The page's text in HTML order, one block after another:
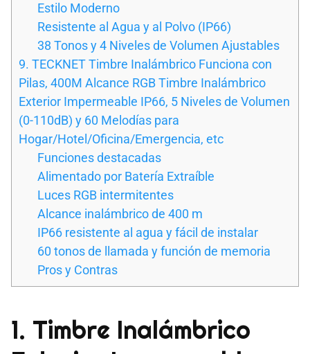
Estilo Moderno
Resistente al Agua y al Polvo (IP66)
38 Tonos y 4 Niveles de Volumen Ajustables
9. TECKNET Timbre Inalámbrico Funciona con
Pilas, 400M Alcance RGB Timbre Inalámbrico
Exterior Impermeable IP66, 5 Niveles de Volumen
(0-110dB) y 60 Melodías para
Hogar/Hotel/Oficina/Emergencia, etc
Funciones destacadas
Alimentado por Batería Extraíble
Luces RGB intermitentes
Alcance inalámbrico de 400 m
IP66 resistente al agua y fácil de instalar
60 tonos de llamada y función de memoria
Pros y Contras
1. Timbre Inalámbrico